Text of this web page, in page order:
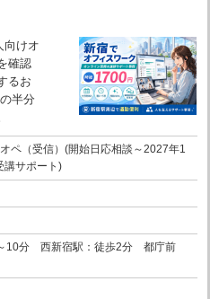
向けオ
確認
るお
半分
ペ（受信）(開始日応相談～2027年1
講サポート)
10分 西新宿駅：徒歩2分 都庁前